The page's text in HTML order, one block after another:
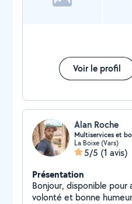
Voir le profil
Alan Roche
Multiservices et
La Boixe (Vars)
5/5 (1 avis)
Présentation
Bonjour, disponible pour
volonté et bonne